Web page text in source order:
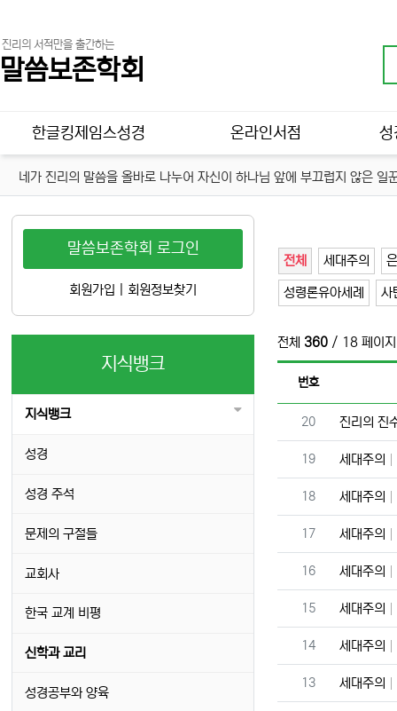
진리의 서적만을 출간하는
말씀보존학회
메인 메뉴
한글킹제임스성경 온라인서점 성
네가 진리의 말씀을 올바로 나누어 자신이 하나님 앞에 부끄럽지 않은
전체 세대주의
성령론유아세례 사
전체 360 / 18 페이지
번호
번호
20 진리의 진
번호
19 세대주의
번호
18 세대주의
번호
17 세대주의
번호
16 세대주의
번호
15 세대주의
번호
14 세대주의
번호
13 세대주의
말씀보존학회 로그인
회원가입 회원정보찾기
지식뱅크
지식뱅크
성경
성경 주석
문제의 구절들
교회사
한국 교계 비평
신학과 교리
성경공부와 양육